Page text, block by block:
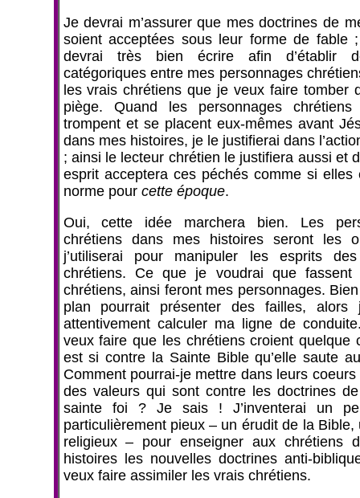
Je devrai m’assurer que mes doctrines de
soient acceptées sous leur forme de fable
devrai très bien écrire afin d’établir
catégoriques entre mes personnages
les vrais chrétiens que je veux faire tomber
piège. Quand les personnages chrétiens
trompent et se placent eux-mêmes avant
dans mes histoires, je le justifierai dans
; ainsi le lecteur chrétien le justifiera aussi et
esprit acceptera ces péchés comme si elles
norme pour cette époque.
Oui, cette idée marchera bien. Les
chrétiens dans mes histoires seront les
j’utiliserai pour manipuler les esprits
chrétiens. Ce que je voudrai que fassent
chrétiens, ainsi feront mes personnages.
plan pourrait présenter des failles, alors
attentivement calculer ma ligne de
veux faire que les chrétiens croient quelque
est si contre la Sainte Bible qu’elle saute
Comment pourrai-je mettre dans leurs
des valeurs qui sont contre les doctrines
sainte foi ? Je sais ! J’inventerai un
particulièrement pieux – un érudit de la Bible,
religieux – pour enseigner aux chrétiens
histoires les nouvelles doctrines anti-
veux faire assimiler les vrais chrétiens.